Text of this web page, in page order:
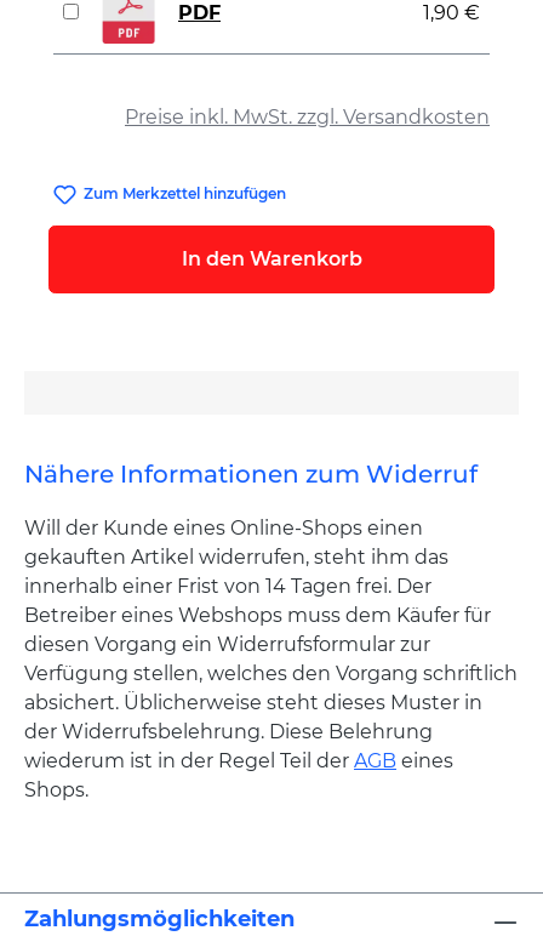
Preise inkl. MwSt. zzgl. Versandkosten
PDF 1,90 €
Zum Merkzettel hinzufügen
In den Warenkorb
Nähere Informationen zum Widerruf
Will der Kunde eines Online-Shops einen
gekauften Artikel widerrufen, steht ihm das
innerhalb einer Frist von 14 Tagen frei. Der
Betreiber eines Webshops muss dem Käufer für
diesen Vorgang ein Widerrufsformular zur
Verfügung stellen, welches den Vorgang schriftlich
absichert. Üblicherweise steht dieses Muster in
der Widerrufsbelehrung. Diese Belehrung
wiederum ist in der Regel Teil der AGB eines
Shops.
Zahlungsmöglichkeiten